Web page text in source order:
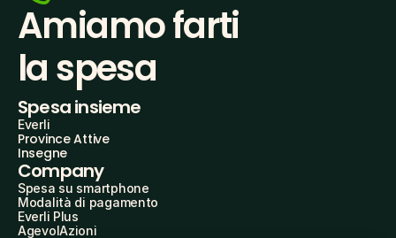
Amiamo farti
la spesa
Spesa insieme
Everli
Province Attive
Insegne
Company
Spesa su smartphone
Modalità di pagamento
Everli Plus
AgevolAzioni